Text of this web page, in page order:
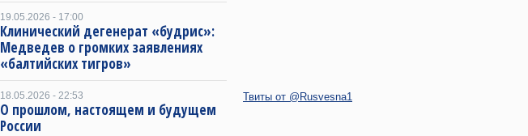
19.05.2026 - 17:00
Клинический дегенерат «будрис»:
Медведев о громких заявлениях
«балтийских тигров»
18.05.2026 - 22:53
О прошлом, настоящем и будущем
России
Твиты от @Rusvesna1